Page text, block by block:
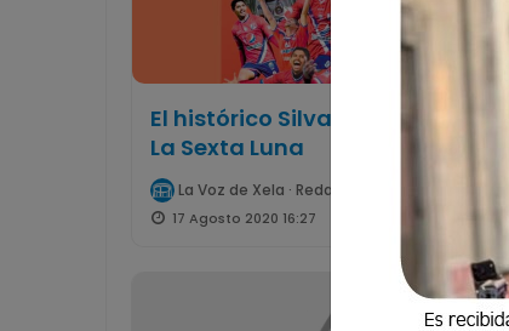
El histórico Silva le pone los ojos
La Sexta Luna
La Voz de Xela · Redacción
17 Agosto 2020 16:27